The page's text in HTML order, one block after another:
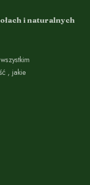
i naturalnych
, jakie